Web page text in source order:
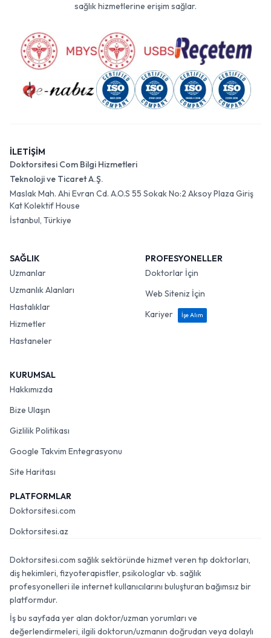
sağlık hizmetlerine erişim sağlar.
İLETİŞİM
Doktorsitesi Com Bilgi Hizmetleri
Teknoloji ve Ticaret A.Ş.
Maslak Mah. Ahi Evran Cd. A.O.S 55 Sokak No:2 Aksoy Plaza Giriş
Kat Kolektif House
İstanbul, Türkiye
SAĞLIK
Uzmanlar
Uzmanlık Alanları
Hastalıklar
Hizmetler
Hastaneler
PROFESYONELLER
Doktorlar İçin
Web Siteniz İçin
Kariyer
İşe Alım
KURUMSAL
Hakkımızda
Bize Ulaşın
Gizlilik Politikası
Google Takvim Entegrasyonu
Site Haritası
PLATFORMLAR
Doktorsitesi.com
Doktorsitesi.az
Doktorsitesi.com sağlık sektöründe hizmet veren tıp doktorları,
diş hekimleri, fizyoterapistler, psikologlar vb. sağlık
profesyonelleri ile internet kullanıcılarını buluşturan bağımsız bir
platformdur.
İş bu sayfada yer alan doktor/uzman yorumları ve
değerlendirmeleri, ilgili doktorun/uzmanın doğrudan veya dolaylı